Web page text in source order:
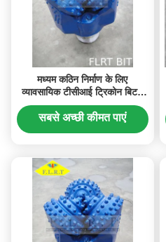
मध्यम कठिन निर्माण के लिए
व्यावसायिक टीसीआई ट्रिकोन बिट /
रोलर कोन बिट
सबसे अच्छी कीमत पाएं